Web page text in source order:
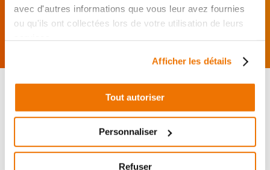
avec d'autres informations que vous leur avez fournies
ou qu'ils ont collectées lors de votre utilisation de leurs
Afficher les détails
Tout autoriser
Personnaliser
Refuser
Rechercher par...